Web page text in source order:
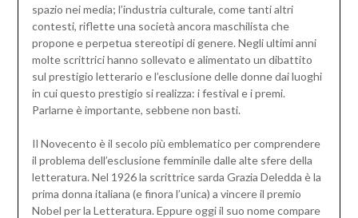
spazio nei media; l’industria culturale, come tanti altri
contesti, riflette una società ancora maschilista che
propone e perpetua stereotipi di genere. Negli ultimi anni
molte scrittrici hanno sollevato e alimentato un dibattito
sul prestigio letterario e l’esclusione delle donne dai luoghi
in cui questo prestigio si realizza: i festival e i premi.
Parlarne è importante, sebbene non basti.
Il Novecento è il secolo più emblematico per comprendere
il problema dell’esclusione femminile dalle alte sfere della
letteratura. Nel 1926 la scrittrice sarda Grazia Deledda è la
prima donna italiana (e finora l’unica) a vincere il premio
Nobel per la Letteratura. Eppure oggi il suo nome compare